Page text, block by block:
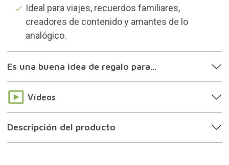
9:16, 16:9, 1:1 y 4:3.
Ideal para viajes, recuerdos familiares,
creadores de contenido y amantes de lo
analógico.
Es una buena idea de regalo para...
Vídeos
Descripción del producto